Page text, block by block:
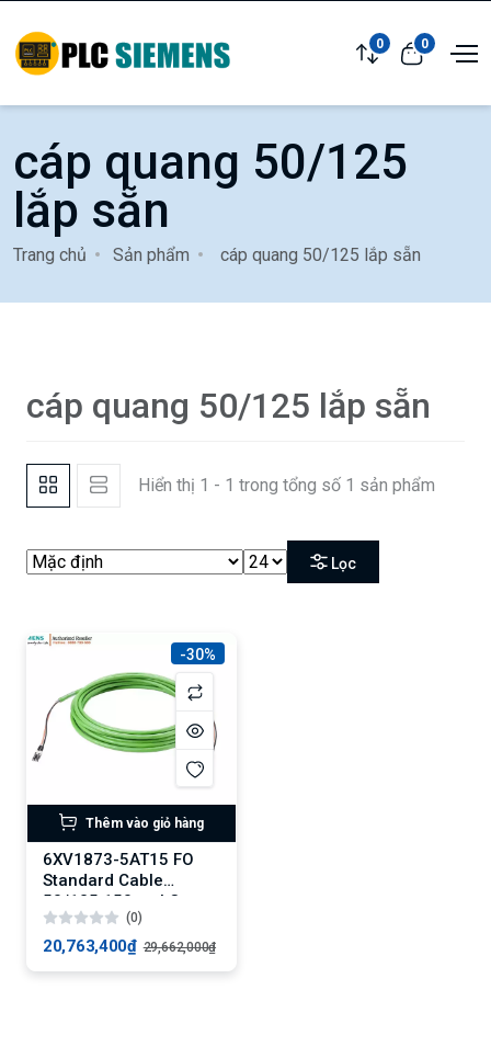
0 0
cáp quang 50/125
lắp sẵn
Trang chủ Sản phẩm cáp quang 50/125 lắp sẵn
cáp quang 50/125 lắp sẵn
Hiển thị 1 - 1 trong tổng số 1 sản phẩm
Lọc
-30%
Thêm vào giỏ hàng
6XV1873-5AT15 FO
Standard Cable
50/125 150 m, LC-
Plug
(0)
20,763,400₫ 29,662,000₫